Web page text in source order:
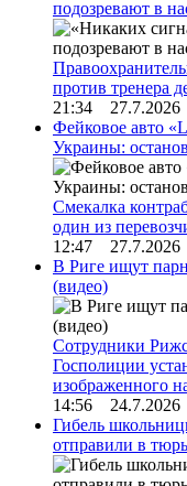
подозревают в
против тренера
21:34 27.7.2026
Фейковое авто
Украины:
Смекалка
один из
12:47 27.7.2026
В Риге ищут
(видео)
Сотрудники
Госполиции
изображенного
14:56 24.7.2026
Гибель
отправили в